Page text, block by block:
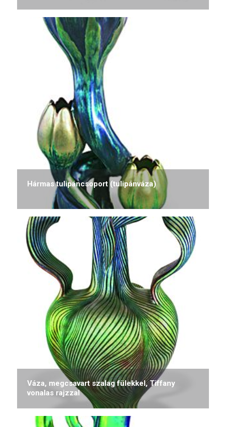
Hármas tulipáncsoport (tulipánváza)
Váza, megcsavart szalag fülekkel, Tiffany
vonalas rajzzal